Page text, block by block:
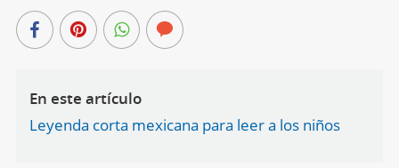
En este artículo
Leyenda corta mexicana para leer a los niños